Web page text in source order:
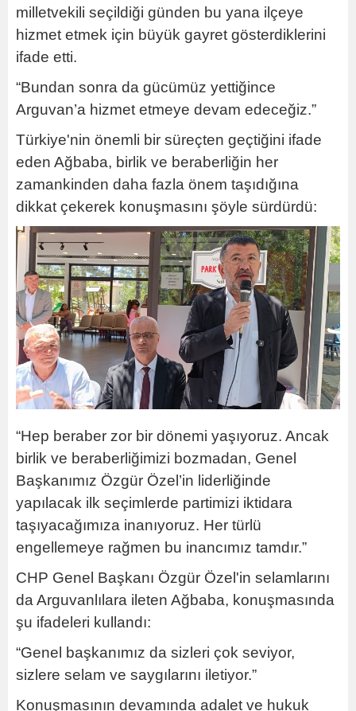
milletvekili seçildiği günden bu yana ilçeye
hizmet etmek için büyük gayret gösterdiklerini
ifade etti.
“Bundan sonra da gücümüz yettiğince
Arguvan’a hizmet etmeye devam edeceğiz.”
Türkiye'nin önemli bir süreçten geçtiğini ifade
eden Ağbaba, birlik ve beraberliğin her
zamankinden daha fazla önem taşıdığına
dikkat çekerek konuşmasını şöyle sürdürdü:
“Hep beraber zor bir dönemi yaşıyoruz. Ancak
birlik ve beraberliğimizi bozmadan, Genel
Başkanımız Özgür Özel’in liderliğinde
yapılacak ilk seçimlerde partimizi iktidara
taşıyacağımıza inanıyoruz. Her türlü
engellemeye rağmen bu inancımız tamdır.”
CHP Genel Başkanı Özgür Özel'in selamlarını
da Arguvanlılara ileten Ağbaba, konuşmasında
şu ifadeleri kullandı:
“Genel başkanımız da sizleri çok seviyor,
sizlere selam ve saygılarını iletiyor.”
Konuşmasının devamında adalet ve hukuk